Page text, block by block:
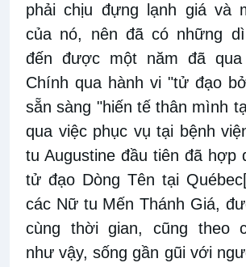
phải chịu đựng lạnh giá và
của nó, nên đã có những
đến được một năm đã qua
Chính qua hành vi "tử đạo
sẵn sàng "hiến tế thân mình
qua việc phục vụ tại bệnh
tu Augustine đầu tiên đã hợp
tử đạo Dòng Tên tại Québec
các Nữ tu Mến Thánh Giá,
cùng thời gian, cũng theo
như vậy, sống gần gũi với